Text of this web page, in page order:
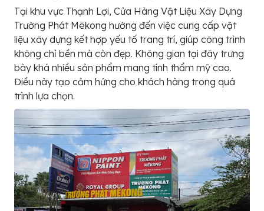
Tại khu vực Thạnh Lợi, Cửa Hàng Vật Liệu Xây Dựng
Trường Phát Mêkong hướng đến việc cung cấp vật
liệu xây dựng kết hợp yếu tố trang trí, giúp công trình
không chỉ bền mà còn đẹp. Không gian tại đây trưng
bày khá nhiều sản phẩm mang tính thẩm mỹ cao.
Điều này tạo cảm hứng cho khách hàng trong quá
trình lựa chọn.